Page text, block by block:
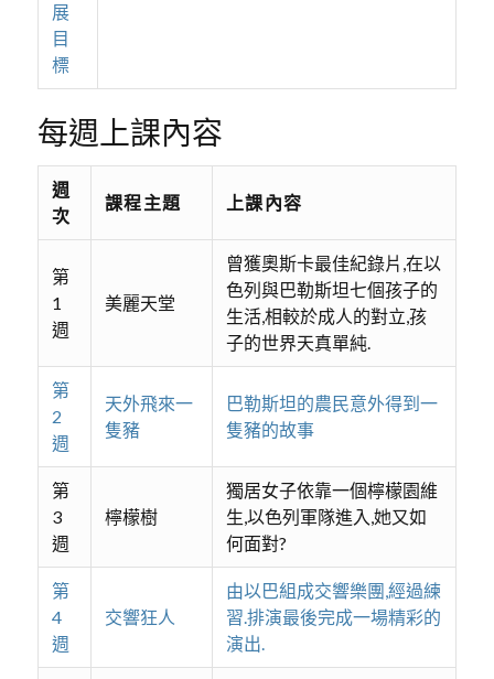
展
目
標
每週上課內容
週
次
課程主題 上課內容
第
1
週
美麗天堂
曾獲奧斯卡最佳紀錄片,在以
色列與巴勒斯坦七個孩子的
生活,相較於成人的對立,孩
子的世界天真單純.
第
2
週
天外飛來一
隻豬
巴勒斯坦的農民意外得到一
隻豬的故事
第
3
週
檸檬樹
獨居女子依靠一個檸檬園維
生,以色列軍隊進入,她又如
何面對?
第
4
週
交響狂人
由以巴組成交響樂團,經過練
習.排演最後完成一場精彩的
演出.